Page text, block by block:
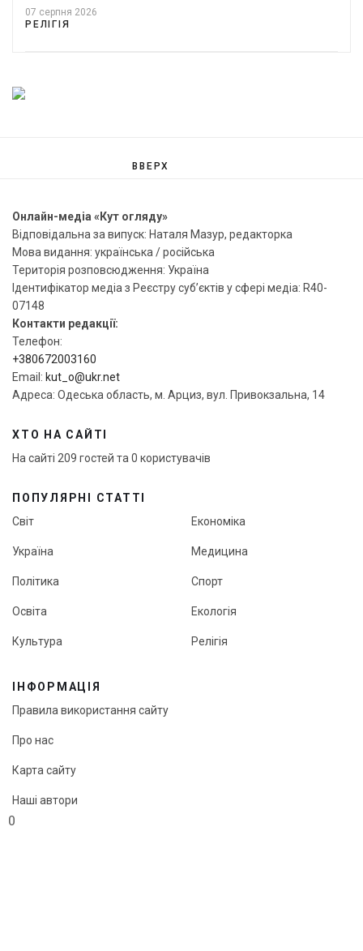
0
07 серпня 2026
РЕЛІГІЯ
ВВЕРХ
Онлайн-медіа «Кут огляду»
Відповідальна за випуск: Наталя Мазур, редакторка
Мова видання: українська / російська
Територія розповсюдження: Україна
Ідентифікатор медіа з Реєстру суб’єктів у сфері медіа: R40-
07148
Контакти редакції:
Телефон:
+380672003160
Email: kut_o@ukr.net
Адреса: Одеська область, м. Арциз, вул. Привокзальна, 14
ХТО НА САЙТІ
На сайті 209 гостей та 0 користувачів
ПОПУЛЯРНІ СТАТТІ
Світ
Україна
Політика
Освіта
Культура
Економіка
Медицина
Спорт
Екологія
Релігія
ІНФОРМАЦІЯ
Правила використання сайту
Про нас
Карта сайту
Наші автори